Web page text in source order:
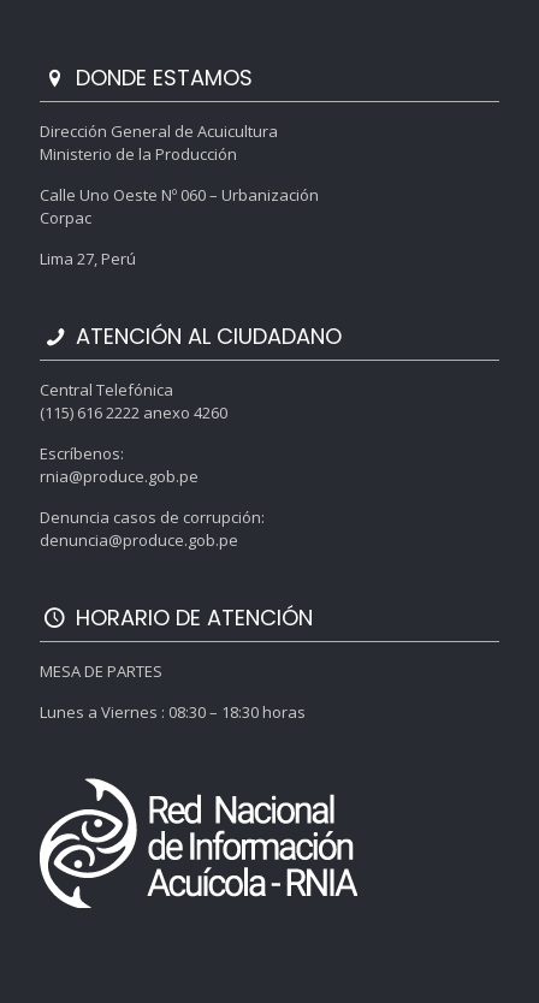
DONDE ESTAMOS
Dirección General de Acuicultura
Ministerio de la Producción
Calle Uno Oeste Nº 060 – Urbanización
Corpac
Lima 27, Perú
ATENCIÓN AL CIUDADANO
Central Telefónica
(115) 616 2222 anexo 4260
Escríbenos:
rnia@produce.gob.pe
Denuncia casos de corrupción:
denuncia@produce.gob.pe
HORARIO DE ATENCIÓN
MESA DE PARTES
Lunes a Viernes : 08:30 – 18:30 horas